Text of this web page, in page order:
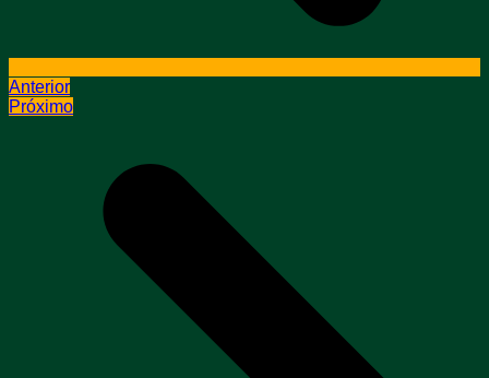
Anterior
Próximo